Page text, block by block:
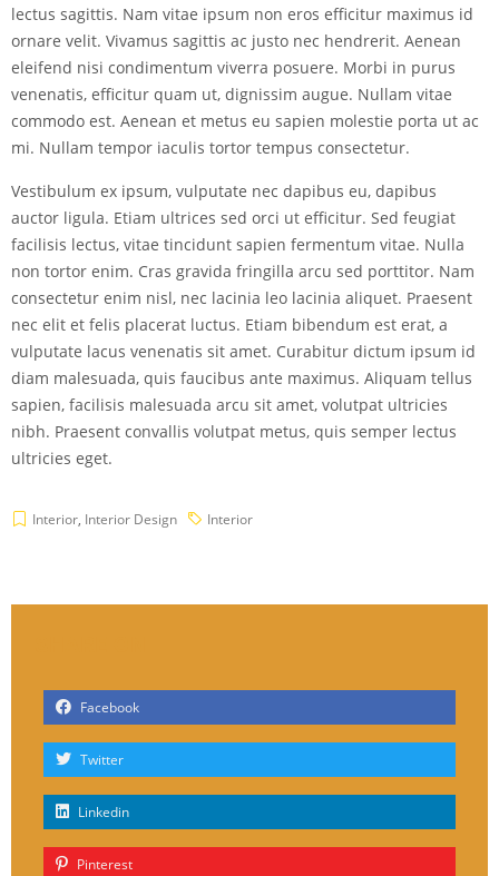
lectus sagittis. Nam vitae ipsum non eros efficitur maximus id
ornare velit. Vivamus sagittis ac justo nec hendrerit. Aenean
eleifend nisi condimentum viverra posuere. Morbi in purus
venenatis, efficitur quam ut, dignissim augue. Nullam vitae
commodo est. Aenean et metus eu sapien molestie porta ut ac
mi. Nullam tempor iaculis tortor tempus consectetur.
Vestibulum ex ipsum, vulputate nec dapibus eu, dapibus
auctor ligula. Etiam ultrices sed orci ut efficitur. Sed feugiat
facilisis lectus, vitae tincidunt sapien fermentum vitae. Nulla
non tortor enim. Cras gravida fringilla arcu sed porttitor. Nam
consectetur enim nisl, nec lacinia leo lacinia aliquet. Praesent
nec elit et felis placerat luctus. Etiam bibendum est erat, a
vulputate lacus venenatis sit amet. Curabitur dictum ipsum id
diam malesuada, quis faucibus ante maximus. Aliquam tellus
sapien, facilisis malesuada arcu sit amet, volutpat ultricies
nibh. Praesent convallis volutpat metus, quis semper lectus
ultricies eget.
Interior, Interior Design Interior
Facebook
Twitter
Linkedin
Pinterest